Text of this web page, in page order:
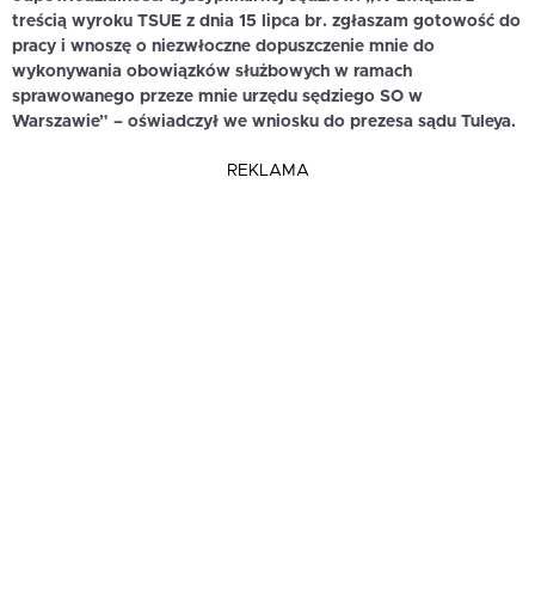
treścią wyroku TSUE z dnia 15 lipca br. zgłaszam gotowość do
pracy i wnoszę o niezwłoczne dopuszczenie mnie do
wykonywania obowiązków służbowych w ramach
sprawowanego przeze mnie urzędu sędziego SO w
Warszawie” – oświadczył we wniosku do prezesa sądu Tuleya.
REKLAMA